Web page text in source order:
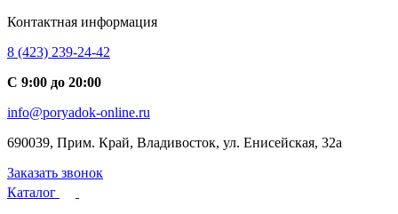
Контактная информация
8 (423) 239-24-42
С 9:00 до 20:00
info@poryadok-online.ru
690039, Прим. Край, Владивосток, ул. Енисейская, 32а
Заказать звонок
Каталог